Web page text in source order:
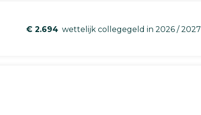
€ 2.694 wettelijk collegegeld in 2026 / 2027